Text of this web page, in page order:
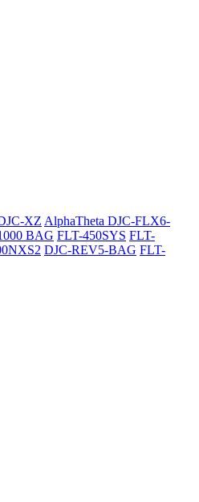
XZ AlphaTheta DJC-FLX6-
BAG FLT-450SYS FLT-
DJC-REV5-BAG FLT-